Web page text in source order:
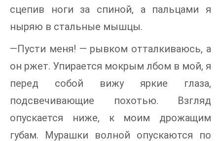
сцепив ноги за спиной, а пальцами я
ныряю в стальные мышцы.
—Пусти меня! — рывком отталкиваюсь, а
он ржет. Упирается мокрым лбом в мой, я
перед собой вижу яркие глаза,
подсвечивающие похотью. Взгляд
опускается ниже, к моим дрожащим
губам. Мурашки волной опускаются по